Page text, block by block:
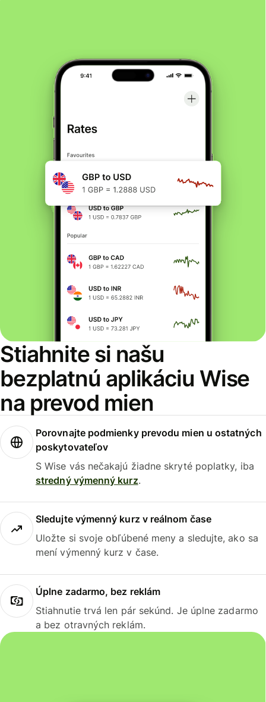
Stiahnite si našu
bezplatnú aplikáciu Wise
na prevod mien
Porovnajte podmienky prevodu mien u ostatných
poskytovateľov
S Wise vás nečakajú žiadne skryté poplatky, iba
stredný výmenný kurz.
Sledujte výmenný kurz v reálnom čase
Uložte si svoje obľúbené meny a sledujte, ako sa
mení výmenný kurz v čase.
Úplne zadarmo, bez reklám
Stiahnutie trvá len pár sekúnd. Je úplne zadarmo
a bez otravných reklám.